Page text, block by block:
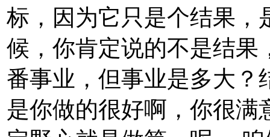
标，因为它只是个结果，
候，你肯定说的不是结果
番事业，但事业是多大？
是你做的很好啊，你很满